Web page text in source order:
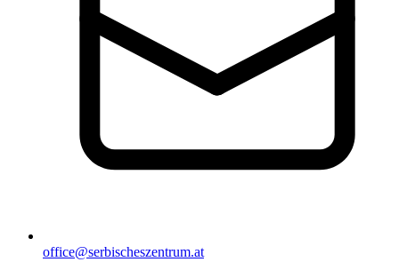
office@serbischeszentrum.at